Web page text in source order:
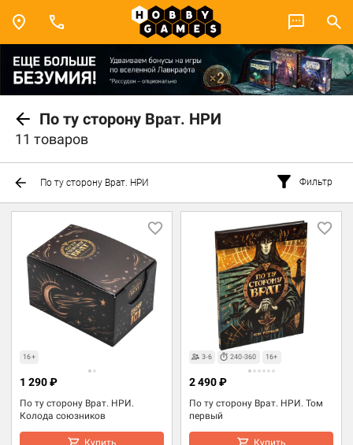
По ту сторону Врат. НРИ
11 товаров
По ту сторону Врат. НРИ Фильтр
16+
По ту сторону Врат. НРИ.
Колода союзников
1 290 ₽
Купить
3-6 240-360 16+
По ту сторону Врат. НРИ. Том
первый
2 490 ₽
Купить